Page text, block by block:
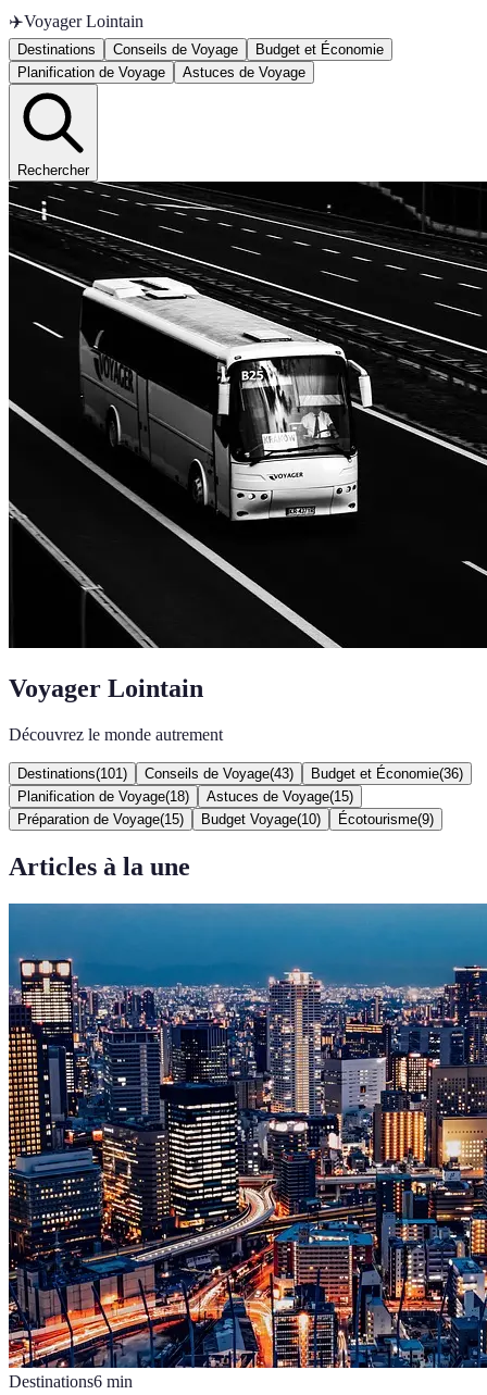
✈️Voyager Lointain
Destinations Conseils de Voyage
Budget et Économie
Planification de Voyage
Astuces de Voyage
Rechercher
Voyager Lointain
Découvrez le monde autrement
Destinations(101 ) Conseils de Voyage(43) Budget et Économie(36)
Planification de Voyage(18) Astuces de Voyage(15)
Préparation de Voyage(15) Budget Voyage(10) Écotourisme(9)
Articles à la une
Destinations6 min